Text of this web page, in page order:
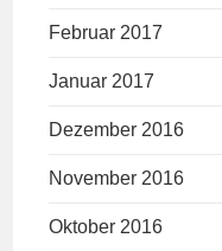
Februar 2017
Januar 2017
Dezember 2016
November 2016
Oktober 2016